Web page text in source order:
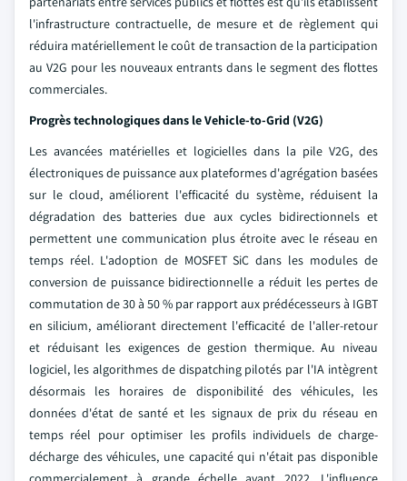
l'infrastructure contractuelle, de mesure et de règlement qui
réduira matériellement le coût de transaction de la participation
au V2G pour les nouveaux entrants dans le segment des flottes
commerciales.
Progrès technologiques dans le Vehicle-to-Grid (V2G)
Les avancées matérielles et logicielles dans la pile V2G, des
électroniques de puissance aux plateformes d'agrégation basées
sur le cloud, améliorent l'efficacité du système, réduisent la
dégradation des batteries due aux cycles bidirectionnels et
permettent une communication plus étroite avec le réseau en
temps réel. L'adoption de MOSFET SiC dans les modules de
conversion de puissance bidirectionnelle a réduit les pertes de
commutation de 30 à 50 % par rapport aux prédécesseurs à IGBT
en silicium, améliorant directement l'efficacité de l'aller-retour
et réduisant les exigences de gestion thermique. Au niveau
logiciel, les algorithmes de dispatching pilotés par l'IA intègrent
désormais les horaires de disponibilité des véhicules, les
données d'état de santé et les signaux de prix du réseau en
temps réel pour optimiser les profils individuels de charge-
décharge des véhicules, une capacité qui n'était pas disponible